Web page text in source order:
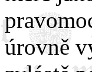
úrovně